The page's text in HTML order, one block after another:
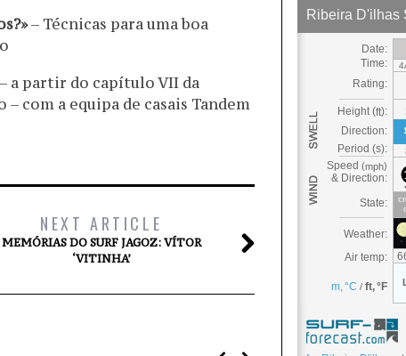
– Técnicas para uma boa
a partir do capítulo VII da
com a equipa de casais Tandem
NEXT ARTICLE
MEMÓRIAS DO SURF JAGOZ: VÍTOR
‘VITINHA’